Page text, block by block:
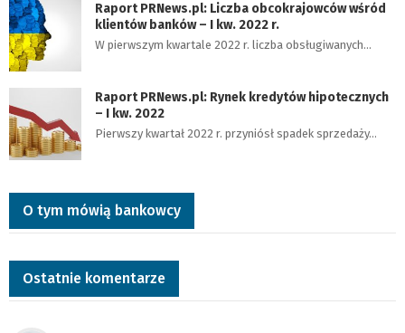
Raport PRNews.pl: Liczba obcokrajowców wśród
klientów banków – I kw. 2022 r.
W pierwszym kwartale 2022 r. liczba obsługiwanych…
Raport PRNews.pl: Rynek kredytów hipotecznych
– I kw. 2022
Pierwszy kwartał 2022 r. przyniósł spadek sprzedaży…
O tym mówią bankowcy
Ostatnie komentarze